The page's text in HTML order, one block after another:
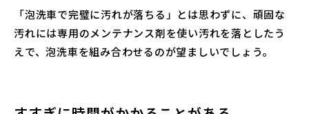
「泡洗車で完璧に汚れが落ちる」とは思わずに、頑固な
汚れには専用のメンテナンス剤を使い汚れを落としたう
えで、泡洗車を組み合わせるのが望ましいでしょう。